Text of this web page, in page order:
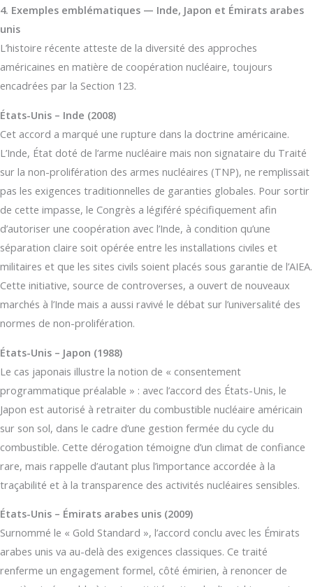
4. Exemples emblématiques — Inde, Japon et Émirats arabes
unis
L’histoire récente atteste de la diversité des approches
américaines en matière de coopération nucléaire, toujours
encadrées par la Section 123.
États-Unis – Inde (2008)
Cet accord a marqué une rupture dans la doctrine américaine.
L’Inde, État doté de l’arme nucléaire mais non signataire du Traité
sur la non-prolifération des armes nucléaires (TNP), ne remplissait
pas les exigences traditionnelles de garanties globales. Pour sortir
de cette impasse, le Congrès a légiféré spécifiquement afin
d’autoriser une coopération avec l’Inde, à condition qu’une
séparation claire soit opérée entre les installations civiles et
militaires et que les sites civils soient placés sous garantie de l’AIEA.
Cette initiative, source de controverses, a ouvert de nouveaux
marchés à l’Inde mais a aussi ravivé le débat sur l’universalité des
normes de non-prolifération.
États-Unis – Japon (1988)
Le cas japonais illustre la notion de « consentement
programmatique préalable » : avec l’accord des États-Unis, le
Japon est autorisé à retraiter du combustible nucléaire américain
sur son sol, dans le cadre d’une gestion fermée du cycle du
combustible. Cette dérogation témoigne d’un climat de confiance
rare, mais rappelle d’autant plus l’importance accordée à la
traçabilité et à la transparence des activités nucléaires sensibles.
États-Unis – Émirats arabes unis (2009)
Surnommé le « Gold Standard », l’accord conclu avec les Émirats
arabes unis va au-delà des exigences classiques. Ce traité
renferme un engagement formel, côté émirien, à renoncer de